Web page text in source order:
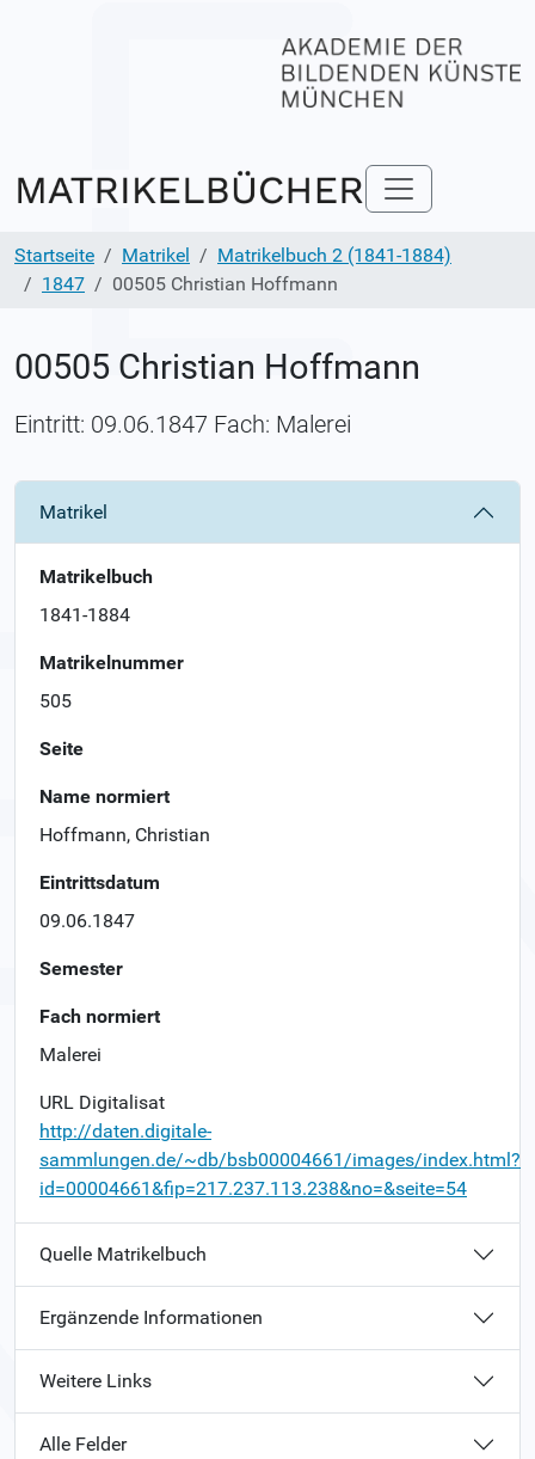
Startseite Matrikel
Matrikelbuch 2 (1841-1884)
1847
00505 Christian Hoffmann
00505 Christian Hoffmann
Eintritt: 09.06.1847 Fach: Malerei
Matrikel
Matrikelbuch
1841-1884
Matrikelnummer
505
Seite
Name normiert
Hoffmann, Christian
Eintrittsdatum
09.06.1847
Semester
Fach normiert
Malerei
URL Digitalisat
http://daten.digitale-
sammlungen.de/~db/bsb00004661/images/index.html?
id=00004661&fip=217.237.113.238&no=&seite=54
Quelle Matrikelbuch
Ergänzende Informationen
Weitere Links
Alle Felder